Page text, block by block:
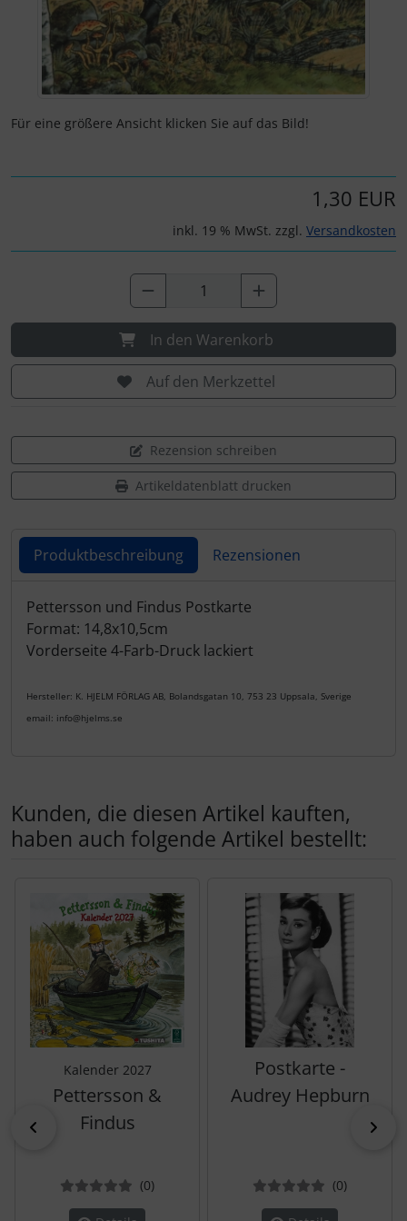
Für eine größere Ansicht klicken Sie auf das Bild!
1,30 EUR
inkl. 19 % MwSt. zzgl. Versandkosten
In den Warenkorb
Auf den Merkzettel
Rezension schreiben
Artikeldatenblatt drucken
Produktbeschreibung Rezensionen
Produktbeschreibung
Pettersson und Findus Postkarte
Format: 14,8x10,5cm
Vorderseite 4-Farb-Druck lackiert
Hersteller: K. HJELM FÖRLAG AB, Bolandsgatan 10, 753 23 Uppsala, Sverige
email: info@hjelms.se
Kunden, die diesen Artikel kauften,
haben auch folgende Artikel bestellt:
zurück
Kalender 2027
Pettersson &
Findus
(0Bewertungen
)
Postkarte -
Audrey Hepburn
(0)